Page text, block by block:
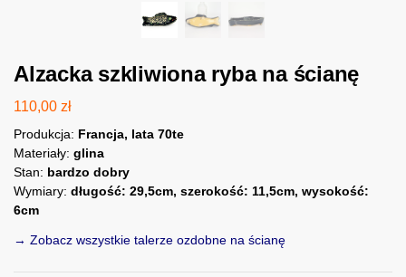
Alzacka szkliwiona ryba na ścianę
110,00 zł
Produkcja: Francja, lata 70te
Materiały: glina
Stan: bardzo dobry
Wymiary: długość: 29,5cm, szerokość: 11,5cm, wysokość:
6cm
→ Zobacz wszystkie talerze ozdobne na ścianę